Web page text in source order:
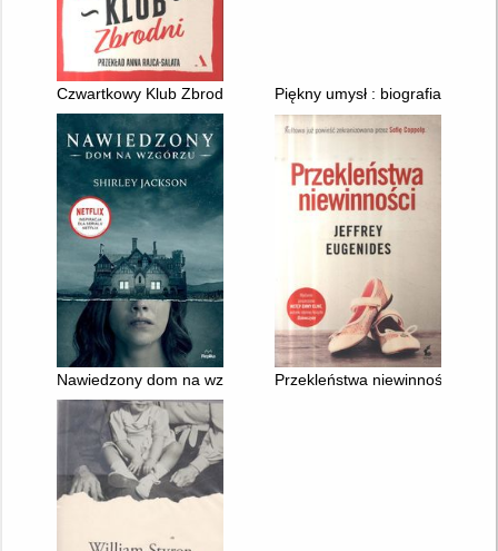
Czwartkowy Klub Zbrodni Piękny umysł : biografia
Nawiedzony dom na wzgórzu Przekleństwa niewinności